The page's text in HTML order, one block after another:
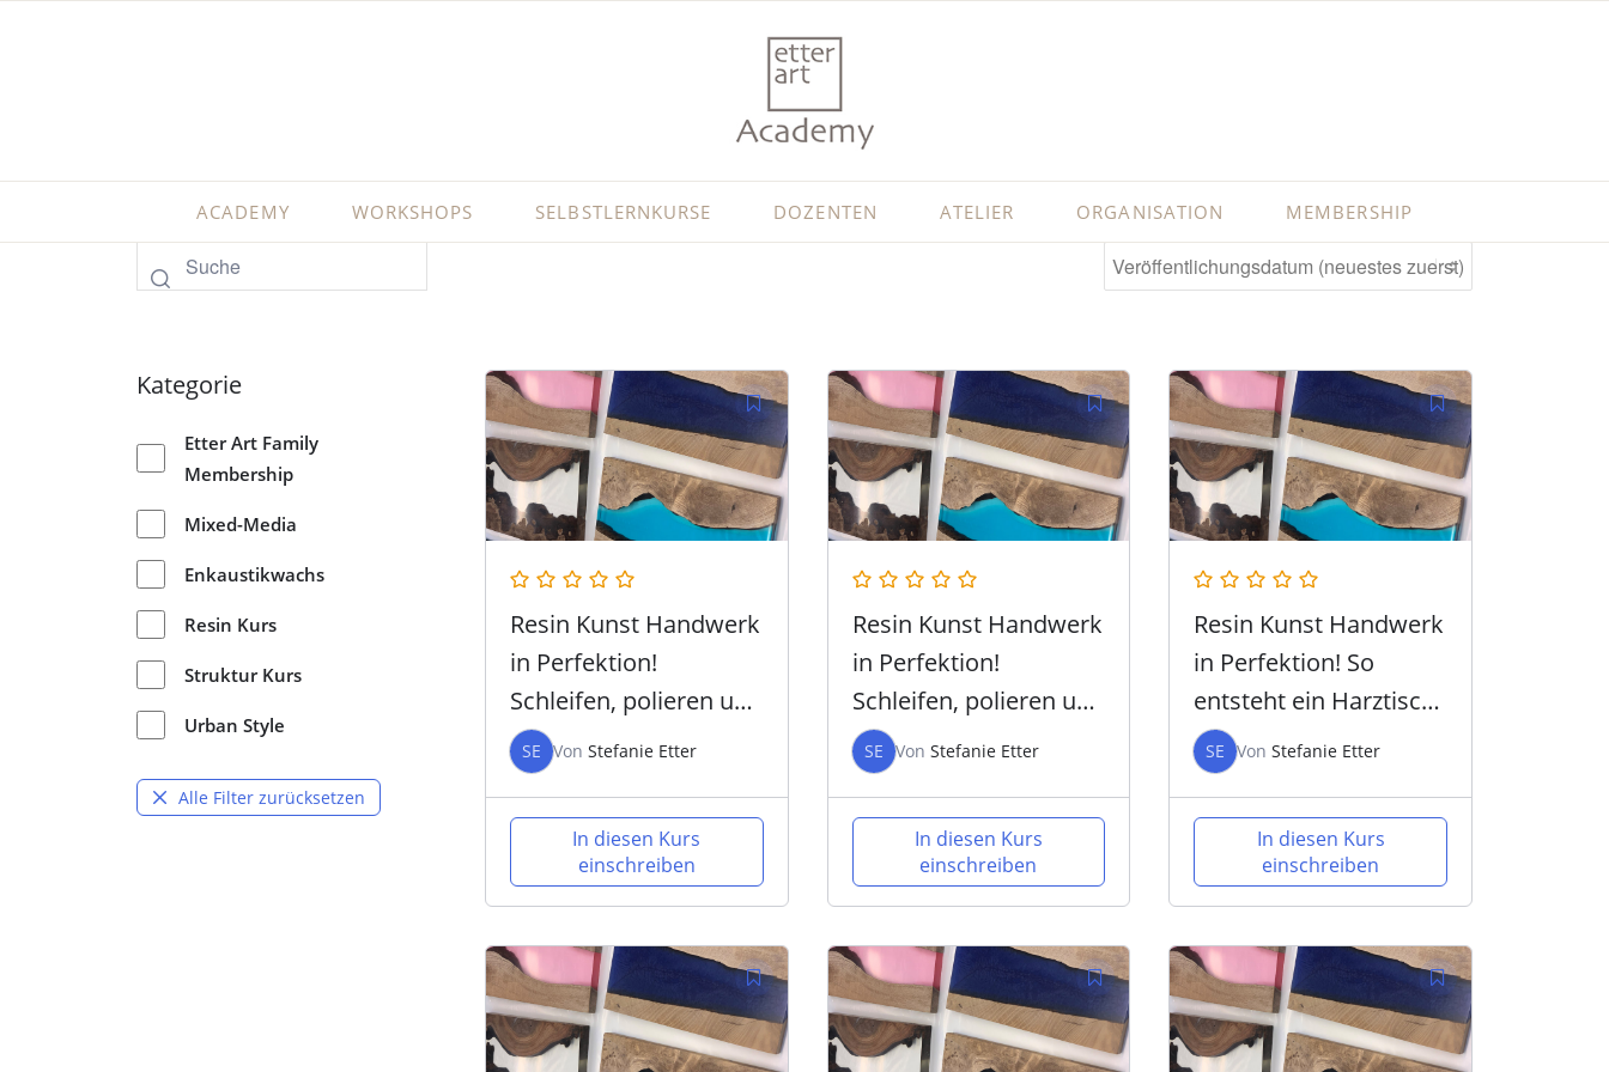
ACADEMY WORKSHOPS SELBSTLERNKURSE DOZENTEN ATELIER ORGANISATION MEMBERSHIP
Kategorie
Etter Art Family
Membership
Mixed-Media
Enkaustikwachs
Resin Kurs
Struktur Kurs
Urban Style
Alle Filter zurücksetzen
Resin Kunst Handwerk
in Perfektion!
Schleifen, polieren und
CARBON – Intensiv
Workshop
SE Von Stefanie Etter
In diesen Kurs
einschreiben
Resin Kunst Handwerk
in Perfektion!
Schleifen, polieren und
CARBON – Intensiv
Workshop
SE Von Stefanie Etter
In diesen Kurs
einschreiben
Resin Kunst Handwerk
in Perfektion! So
entsteht ein Harztisch
– Intensiv Workshop
SE VonStefanie Etter
In diesen Kurs
einschreiben